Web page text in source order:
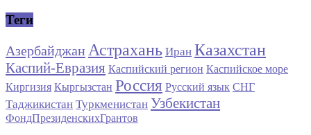
Теги
Азербайджан Астрахань Иран Казахстан
Каспий-Евразия Каспийский регион Каспийское море
Киргизия Кыргызстан Россия Русский язык СНГ
Таджикистан Туркменистан Узбекистан
ФондПрезиденскихГрантов